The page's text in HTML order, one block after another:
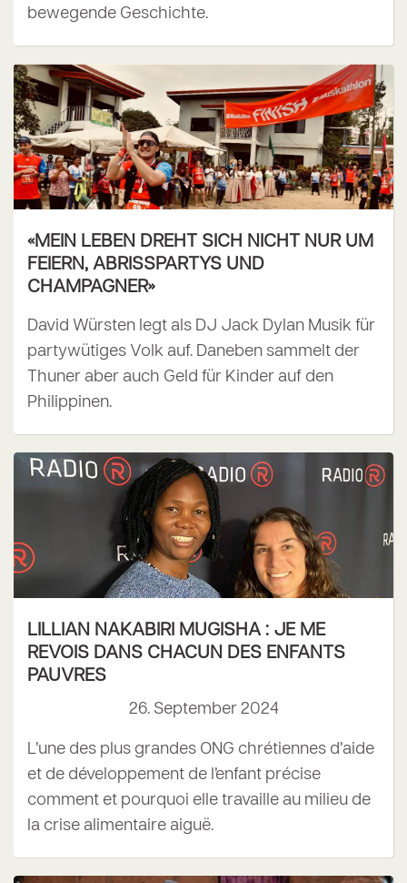
bewegende Geschichte.
«MEIN LEBEN DREHT SICH NICHT NUR UM
FEIERN, ABRISSPARTYS UND
CHAMPAGNER»
David Würsten legt als DJ Jack Dylan Musik für
partywütiges Volk auf. Daneben sammelt der
Thuner aber auch Geld für Kinder auf den
Philippinen.
LILLIAN NAKABIRI MUGISHA : JE ME
REVOIS DANS CHACUN DES ENFANTS
PAUVRES
26. September 2024
L’une des plus grandes ONG chrétiennes d’aide
et de développement de l’enfant précise
comment et pourquoi elle travaille au milieu de
la crise alimentaire aiguë.